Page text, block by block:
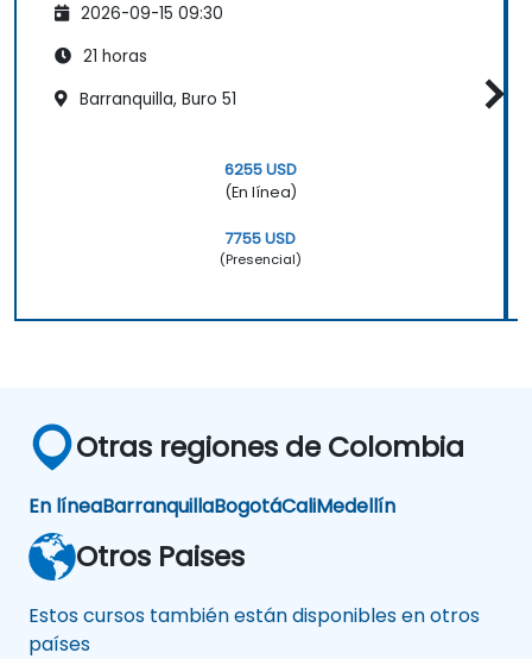
2026-09-15 09:30
21 horas
Barranquilla, Buro 51
6255 USD
(En línea)
7755 USD
(Presencial)
Otras regiones de Colombia
En líneaBarranquillaBogotáCaliMedellín
Otros Paises
Estos cursos también están disponibles en otros
países